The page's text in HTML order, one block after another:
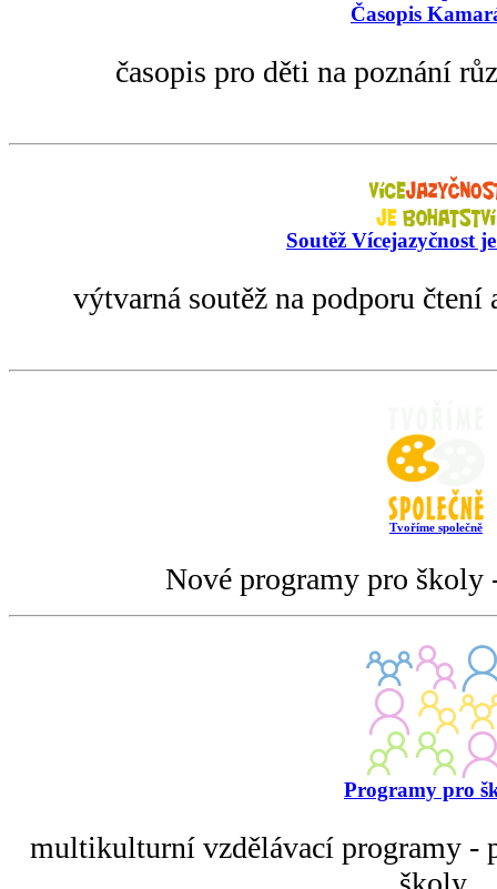
Časopis
časopis pro děti na poznání
Soutěž Vícejazyčnost
výtvarná soutěž na podporu
Tvoříme společně
Nové programy pro
Programy pro
multikulturní vzdělávací programy -